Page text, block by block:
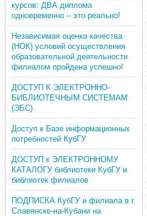
курсов: ДВА диплома
одновременно – это реально!
Независимая оценка качества
(НОК) условий осуществления
образовательной деятельности
филиалом пройдена успешно!
ДОСТУП К ЭЛЕКТРОННО-
БИБЛИОТЕЧНЫМ СИСТЕМАМ
(ЭБС)
Доступ к Базе информационных
потребностей КубГУ
ДОСТУП к ЭЛЕКТРОННОМУ
КАТАЛОГУ библиотеки КубГУ и
библиотек филиалов
ПОДПИСКА КубГУ и филиала в г.
Славянске-на-Кубани на